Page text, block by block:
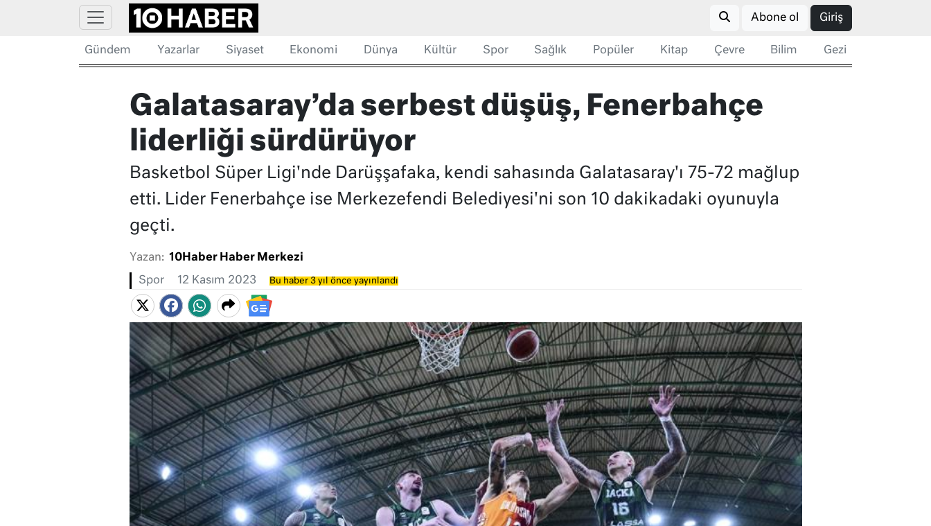
Abone ol Giriş
Gündem Yazarlar Siyaset Ekonomi Dünya Kültür Spor Sağlık Popüler Kitap Çevre Bilim Gezi
Galatasaray’da serbest düşüş, Fenerbahçe
liderliği sürdürüyor
Basketbol Süper Ligi'nde Darüşşafaka, kendi sahasında Galatasaray'ı 75-72 mağlup
etti. Lider Fenerbahçe ise Merkezefendi Belediyesi'ni son 10 dakikadaki oyunuyla
geçti.
Yazan: 10Haber Haber Merkezi
Spor 12 Kasım 2023 Bu haber 3 yıl önce yayınlandı